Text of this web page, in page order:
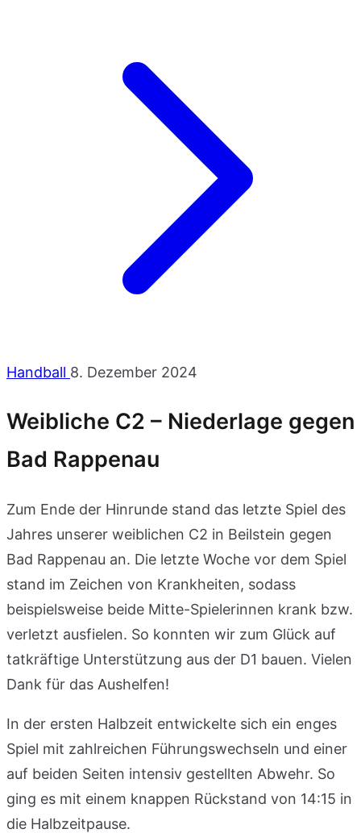
Handball 8. Dezember 2024
Weibliche C2 – Niederlage gegen
Bad Rappenau
Zum Ende der Hinrunde stand das letzte Spiel des
Jahres unserer weiblichen C2 in Beilstein gegen
Bad Rappenau an. Die letzte Woche vor dem Spiel
stand im Zeichen von Krankheiten, sodass
beispielsweise beide Mitte-Spielerinnen krank bzw.
verletzt ausfielen. So konnten wir zum Glück auf
tatkräftige Unterstützung aus der D1 bauen. Vielen
Dank für das Aushelfen!
In der ersten Halbzeit entwickelte sich ein enges
Spiel mit zahlreichen Führungswechseln und einer
auf beiden Seiten intensiv gestellten Abwehr. So
ging es mit einem knappen Rückstand von 14:15 in
die Halbzeitpause.